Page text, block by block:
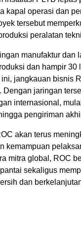
kapal operasi dan
tersebut
peralatan
manufaktur dan
dan hampir
ini, jangkauan bisnis
Dengan jaringan
internasional,
pengiriman
akan terus
kemampuan
mitra global, ROC
sekaligus
dan